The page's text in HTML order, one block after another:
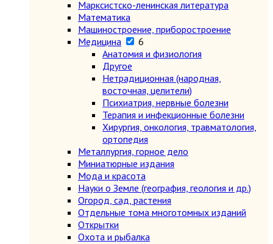
Марксистско-ленинская литература
Математика
Машиностроение, приборостроение
Медицина
6
Анатомия и физиология
Другое
Нетрадиционная (народная,
восточная, целители)
Психиатрия, нервные болезни
Терапия и инфекционные болезни
Хирургия, онкология, травматология,
ортопедия
Металлургия, горное дело
Миниатюрные издания
Мода и красота
Науки о Земле (география, геология и др.)
Огород, сад, растения
Отдельные тома многотомных изданий
Открытки
Охота и рыбалка